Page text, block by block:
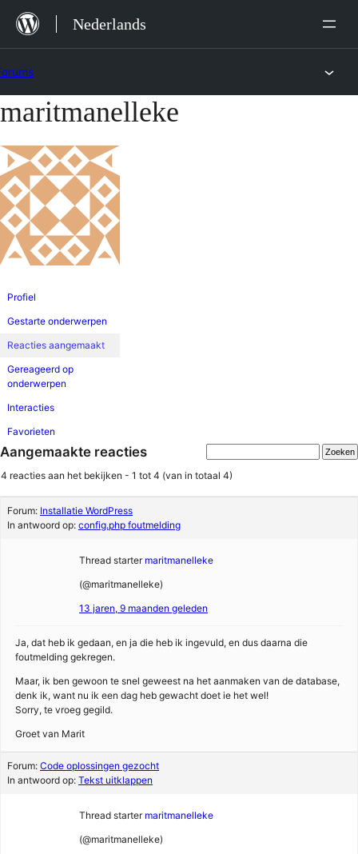
naar
Nederlands
Ga
de
inhoud
maritmanelleke
Profiel
Gestarte onderwerpen
Reacties aangemaakt
Gereageerd op
onderwerpen
Interacties
Favorieten
Aangemaakte reacties
4 reacties aan het bekijken - 1 tot 4 (van in totaal 4)
Forum: Installatie WordPress
In antwoord op: config.php foutmelding
Thread starter maritmanelleke
(@maritmanelleke)
13 jaren, 9 maanden geleden
Ja, dat heb ik gedaan, en ja die heb ik ingevuld, en dus daarna die
foutmelding gekregen.
Maar, ik ben gewoon te snel geweest na het aanmaken van de database,
denk ik, want nu ik een dag heb gewacht doet ie het wel!
Sorry, te vroeg gegild.
Groet van Marit
Forum: Code oplossingen gezocht
In antwoord op: Tekst uitklappen
Thread starter maritmanelleke
(@maritmanelleke)